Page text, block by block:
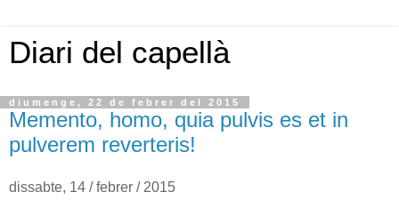
Diari del capellà
diumenge, 22 de febrer del 2015
Memento, homo, quia pulvis es et in
pulverem reverteris!
dissabte, 14 / febrer / 2015